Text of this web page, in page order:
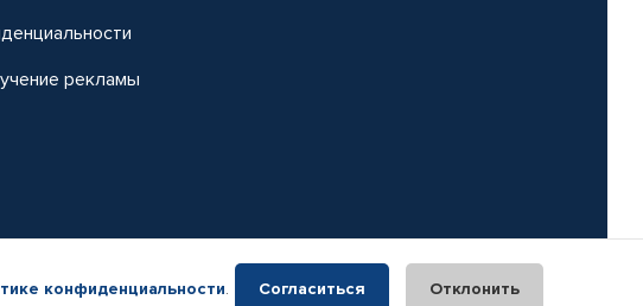
рекламы
конфиденциальности. Согласиться Отклонить